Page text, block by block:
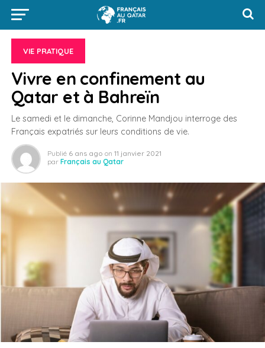
VIE PRATIQUE
Vivre en confinement au
Qatar et à Bahreïn
Le samedi et le dimanche, Corinne Mandjou interroge des
Français expatriés sur leurs conditions de vie.
Publié 6 ans ago on 11 janvier 2021
par Français au Qatar